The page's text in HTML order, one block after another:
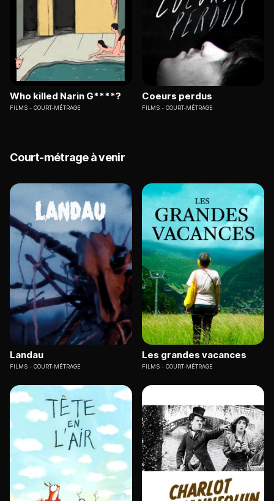
Who killed Narin G****?
FILMS COURT-MÉTRAGE
Coeurs perdus
FILMS COURT-MÉTRAGE
Court-métrage à venir
Landau
FILMS COURT-MÉTRAGE
Les grandes vacances
FILMS COURT-MÉTRAGE